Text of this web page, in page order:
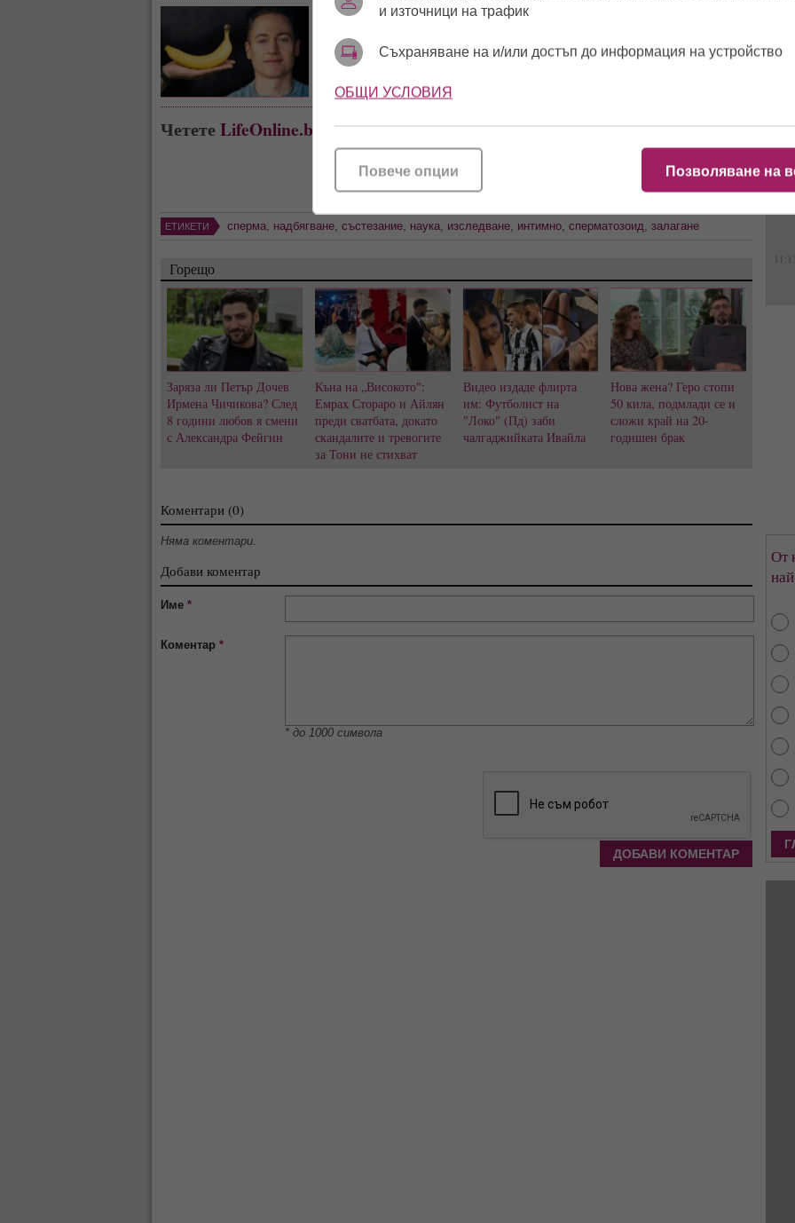
47-годишният биохакер и милиардер Брайън Джонсън твърди,
че е подмладил пениса си до 22 години (ВИДЕО)
ЧететеLifeOnline.bg където ви е удобноTelegram,Instagram,Facebook
ЕТИКЕТИ сперма, надбягване, състезание, наука, изследване, интимно, сперматозоид, залагане
Горещо
Заряза ли Петър Дочев
Ирмена Чичикова? След
8 години любов я смени
с Александра Фейгин
Къна на „Високото":
Емрах Стораро и Айлян
преди сватбата, докато
скандалите и тревогите
за Тони не стихват
Видео издаде флирта
им: Футболист на
"Локо" (Пд) заби
чалгаджийката Ивайла
Нова жена? Геро стопи
50 кила, подмлади се и
сложи край на 20-
годишен брак
Коментари (0)
Няма коментари.
Добави коментар
Име *
Коментар *
* до 1000 символа
От
и източници на трафик
Съхраняване на и/или достъп до информация на устройство
ОБЩИ УСЛОВИЯ
Позволяване на
Повече опции